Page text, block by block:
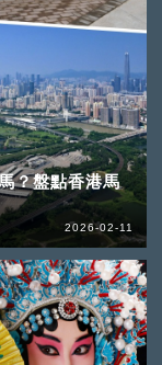
？盤點香港馬
2026-02-11